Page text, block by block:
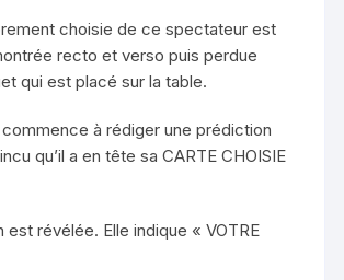
choisie de ce spectateur est
recto et verso puis perdue
qui est placé sur la table.
à rédiger une prédiction
qu’il a en tête sa CARTE CHOISIE
est révélée. Elle indique « VOTRE